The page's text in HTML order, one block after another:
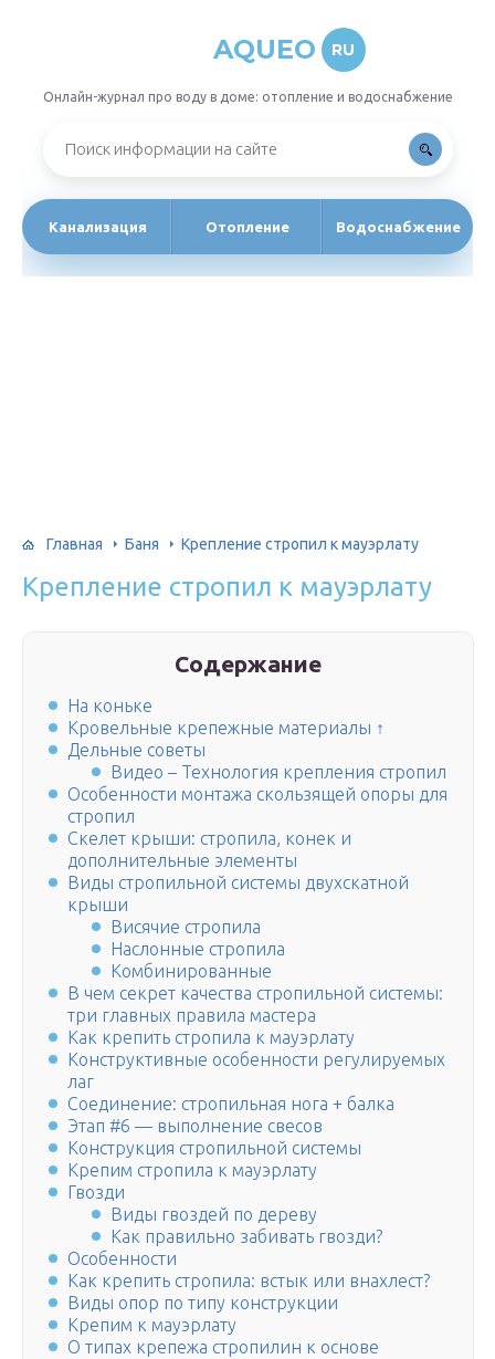
AQUEO RU
Онлайн-журнал про воду в доме: отопление и водоснабжение
Канализация Отопление Водоснабжение
Главная Баня Крепление стропил к мауэрлату
Крепление стропил к мауэрлату
Содержание
На коньке
Кровельные крепежные материалы ↑
Дельные советы
Видео – Технология крепления стропил
Особенности монтажа скользящей опоры для
стропил
Скелет крыши: стропила, конек и
дополнительные элементы
Виды стропильной системы двухскатной
крыши
Висячие стропила
Наслонные стропила
Комбинированные
В чем секрет качества стропильной системы:
три главных правила мастера
Как крепить стропила к мауэрлату
Конструктивные особенности регулируемых
лаг
Соединение: стропильная нога + балка
Этап #6 — выполнение свесов
Конструкция стропильной системы
Крепим стропила к мауэрлату
Гвозди
Виды гвоздей по дереву
Как правильно забивать гвозди?
Особенности
Как крепить стропила: встык или внахлест?
Виды опор по типу конструкции
Крепим к мауэрлату
О типах крепежа стропилин к основе